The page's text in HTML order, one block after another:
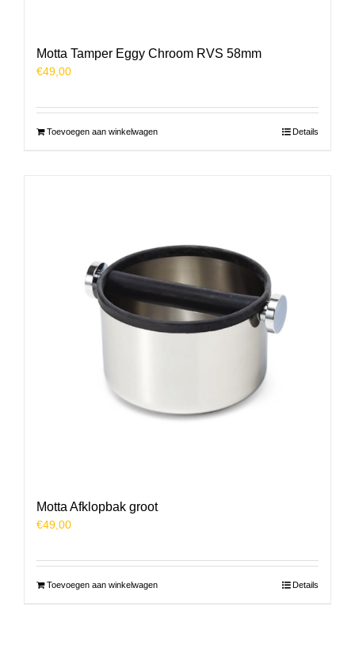
Motta Tamper Eggy Chroom RVS 58mm
€49,00
Toevoegen aan winkelwagen Details
Motta Afklopbak groot
€49,00
Toevoegen aan winkelwagen Details